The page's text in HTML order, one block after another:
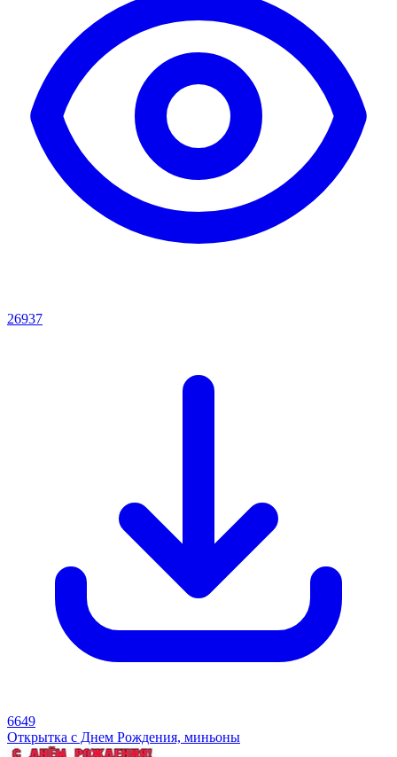
26937
6649
Открытка с Днем Рождения, миньоны